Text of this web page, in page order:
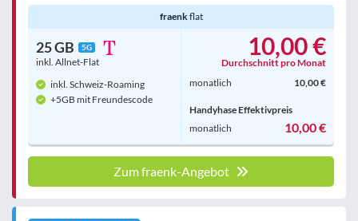
fraenkflat
25 GB 5G
inkl. Allnet-Flat
inkl. Schweiz-Roaming
+5GB mit Freundescode
10,00 €
Durchschnitt pro Monat
monatlich
10,00 €
Handyhase Effektivpreis
monatlich
10,00 €
Zum fraenk-Angebot